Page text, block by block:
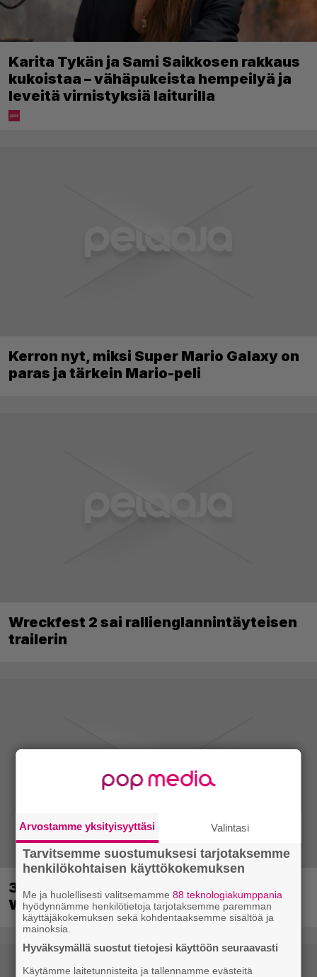
Karita Tykän ja Sami Saikkosen rakkaus
kukoistaa – vähäpukeista hempeilyä ja
leveitä virnistyksiä laiturilla
Kerron nyt, miksi Super Mario Galaxy on
paras ja tärkein Mario-peli
Wreckfest 2 sai rallienglannintäyteisen
trailerin
30-vuotias Quake sai uuden episodin
Wolfenstein-kehittäjiltä
Arvostamme yksityisyyttäsi Valintasi
Tarvitsemme suostumuksesi tarjotaksemme
henkilökohtaisen käyttökokemuksen
Me ja huolellisesti valitsemamme88 teknologiakumppania
hyödynnämme henkilötietoja tarjotaksemme paremman
käyttäjäkokemuksen sekä kohdentaaksemme sisältöä ja
mainoksia.
Hyväksymällä suostut tietojesi käyttöön seuraavasti
Käytämme laitetunnisteita ja tallennamme evästeitä